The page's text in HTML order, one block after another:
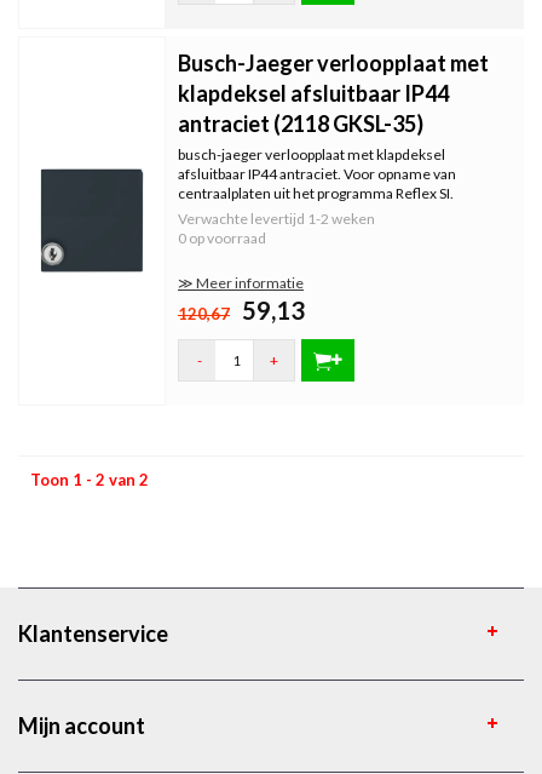
Busch-Jaeger verloopplaat met
klapdeksel afsluitbaar IP44
antraciet (2118 GKSL-35)
busch-jaeger verloopplaat met klapdeksel
afsluitbaar IP44 antraciet. Voor opname van
centraalplaten uit het programma Reflex SI.
Combineren met All Weather IP44 afdekramen.
Geleverd met 2 sleutels en afdichtingsring.
Verwachte levertijd 1-2 weken
0 op voorraad
≫ Meer informatie
120,67 59,13
- +
Toon 1 - 2 van 2
Klantenservice
Mijn account